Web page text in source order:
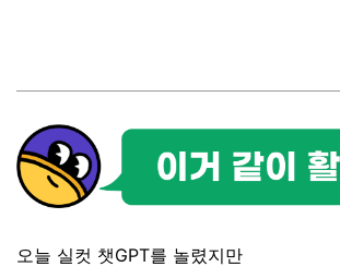
오늘 실컷 챗GPT를 놀렸지만